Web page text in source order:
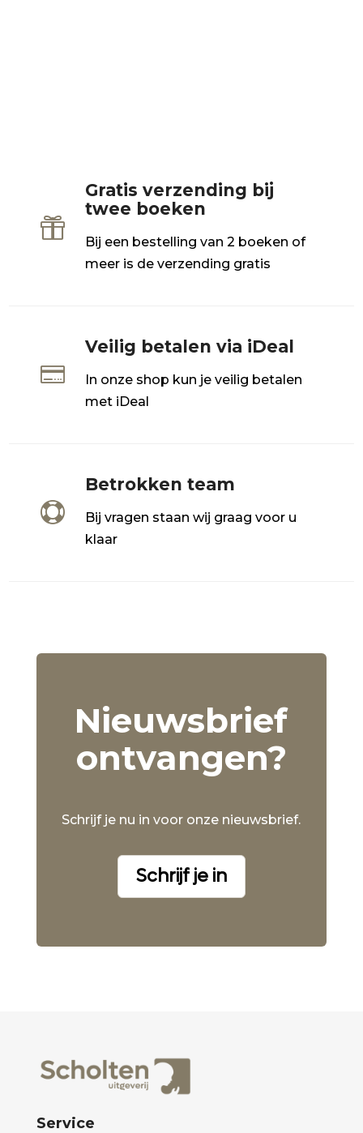

Gratis verzending bij
twee boeken
Bij een bestelling van 2 boeken of
meer is de verzending gratis

Veilig betalen via iDeal
In onze shop kun je veilig betalen
met iDeal

Betrokken team
Bij vragen staan wij graag voor u
klaar
Nieuwsbrief
ontvangen?
Schrijf je nu in voor onze nieuwsbrief.
Schrijf je in
Service